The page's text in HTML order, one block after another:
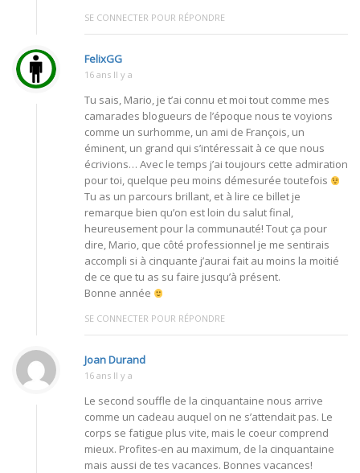
SE CONNECTER POUR RÉPONDRE
FelixGG
16 ans Il y a
Tu sais, Mario, je t’ai connu et moi tout comme mes
camarades blogueurs de l’époque nous te voyions
comme un surhomme, un ami de François, un
éminent, un grand qui s’intéressait à ce que nous
écrivions… Avec le temps j’ai toujours cette admiration
pour toi, quelque peu moins démesurée toutefois
Tu as un parcours brillant, et à lire ce billet je
remarque bien qu’on est loin du salut final,
heureusement pour la communauté! Tout ça pour
dire, Mario, que côté professionnel je me sentirais
accompli si à cinquante j’aurai fait au moins la moitié
de ce que tu as su faire jusqu’à présent.
Bonne année
SE CONNECTER POUR RÉPONDRE
Joan Durand
16 ans Il y a
Le second souffle de la cinquantaine nous arrive
comme un cadeau auquel on ne s’attendait pas. Le
corps se fatigue plus vite, mais le coeur comprend
mieux. Profites-en au maximum, de la cinquantaine
mais aussi de tes vacances. Bonnes vacances!